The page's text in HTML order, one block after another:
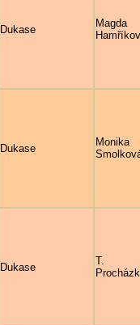
Dukase
Magda
Dukase
Monika
Dukase
T.